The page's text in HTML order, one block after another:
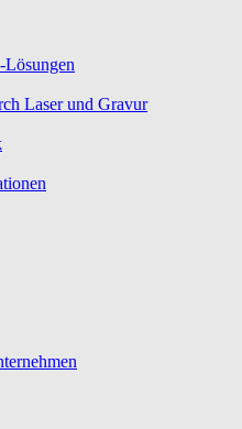
Laser und Gravur